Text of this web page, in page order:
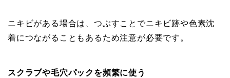
ニキビがある場合は、つぶすことでニキビ跡や色素沈
着につながることもあるため注意が必要です。
スクラブや毛穴パックを頻繁に使う